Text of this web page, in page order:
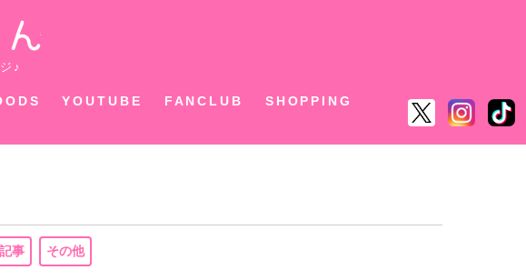
ハラミちゃん
♪
YOUTUBE FANCLUB
SHOPPING
記事 その他